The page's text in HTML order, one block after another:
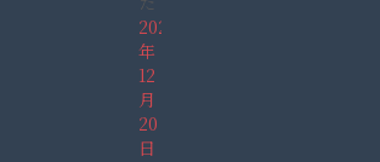
2021
年
12
月
20
日